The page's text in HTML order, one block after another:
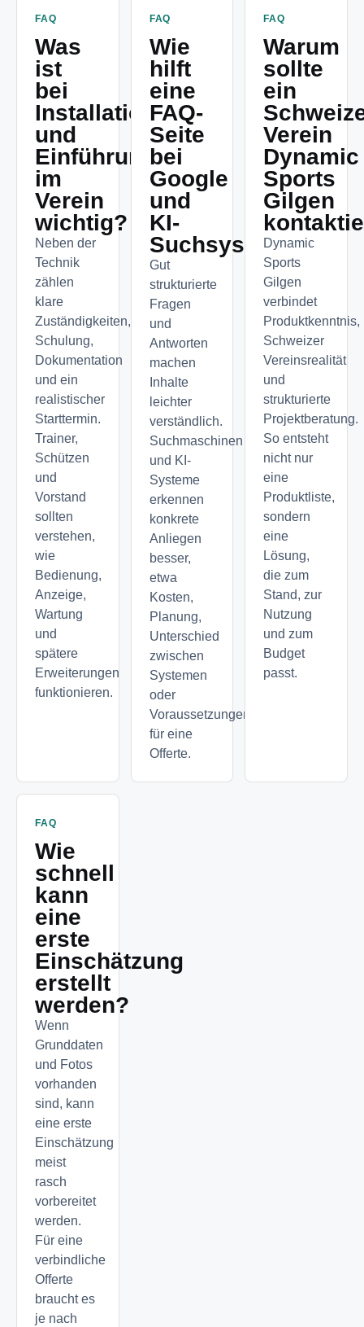
FAQ
Was
ist
bei
Installation
und
Einführung
im
Verein
wichtig?
Neben der
Technik
zählen
klare
Zuständigkeiten,
Schulung,
Dokumentation
und ein
realistischer
Starttermin.
Trainer,
Schützen
und
Vorstand
sollten
verstehen,
wie
Bedienung,
Anzeige,
Wartung
und
spätere
Erweiterungen
funktionieren.
FAQ
Wie
hilft
eine
FAQ-
Seite
bei
Google
und
KI-
Suchsystemen?
Gut
strukturierte
Fragen
und
Antworten
machen
Inhalte
leichter
verständlich.
Suchmaschinen
und KI-
Systeme
erkennen
konkrete
Anliegen
besser,
etwa
Kosten,
Planung,
Unterschied
zwischen
Systemen
oder
Voraussetzungen
für eine
Offerte.
FAQ
Warum
sollte
ein
Verein
Dynamic
Sports
Gilgen
Dynamic
Sports
Gilgen
verbindet
Produktkenntnis,
Schweizer
Vereinsrealität
und
strukturierte
Projektberatung.
So entsteht
nicht nur
eine
Produktliste,
sondern
eine
Lösung,
die zum
Stand, zur
Nutzung
und zum
Budget
passt.
FAQ
Wie
schnell
kann
eine
erste
Einschätzung
erstellt
werden?
Wenn
Grunddaten
und Fotos
vorhanden
sind, kann
eine erste
Einschätzung
meist
rasch
vorbereitet
werden.
Für eine
verbindliche
Offerte
braucht es
je nach